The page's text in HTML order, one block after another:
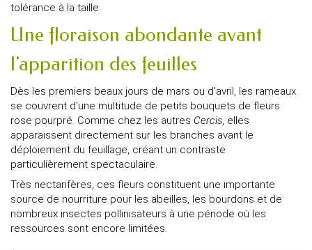
tolérance à la taille.
Une floraison abondante avant
l'apparition des feuilles
Dès les premiers beaux jours de mars ou d'avril, les rameaux
se couvrent d'une multitude de petits bouquets de fleurs
rose pourpré. Comme chez les autres Cercis, elles
apparaissent directement sur les branches avant le
déploiement du feuillage, créant un contraste
particulièrement spectaculaire.
Très nectarifères, ces fleurs constituent une importante
source de nourriture pour les abeilles, les bourdons et de
nombreux insectes pollinisateurs à une période où les
ressources sont encore limitées.